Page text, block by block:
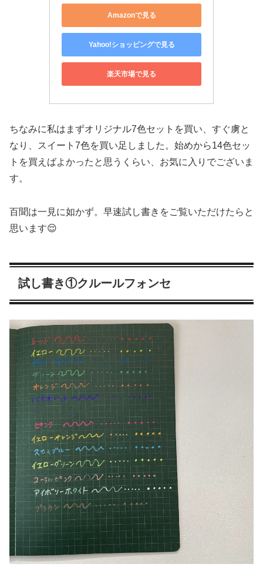
Amazonで見る
Yahoo!ショッピングで見る
楽天市場で見る
ちなみに私はまずオリジナル7色セットを買い、すぐ虜と
なり、スイート7色を買い足しました。始めから14色セッ
トを買えばよかったと思うくらい、お気に入りでございま
す。
百聞は一見に如かず。早速試し書きをご覧いただけたらと
思います😌
試し書き①クルールフォンセ